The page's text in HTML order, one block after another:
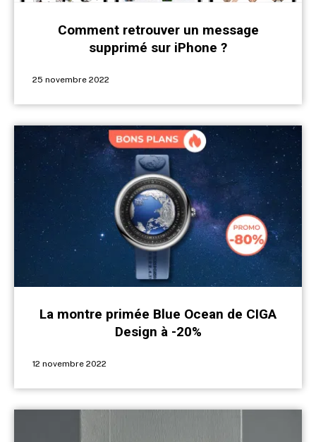
Comment retrouver un message
supprimé sur iPhone ?
25 novembre 2022
La montre primée Blue Ocean de CIGA
Design à -20%
12 novembre 2022